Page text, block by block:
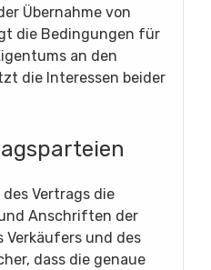
Übernahme von
die Bedingungen für
an den
die Interessen beider
Vertrags die
Anschriften der
Verkäufers und des
dass die genaue